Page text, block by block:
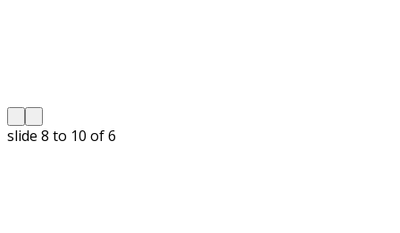
slide 8 to 10 of 6